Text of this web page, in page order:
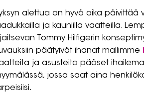
alettua on hyvä aika päivittää
ja kauniilla vaatteilla.
Tommy Hilfigerin
päätyivät ihanat mallimme
ja asusteita pääset
jossa saat aina